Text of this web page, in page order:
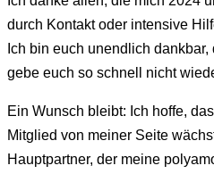
durch Kontakt oder intensive
Ich bin euch unendlich
gebe euch so schnell nicht
Ein Wunsch bleibt: Ich hoffe,
Mitglied von meiner Seite
Hauptpartner, der meine